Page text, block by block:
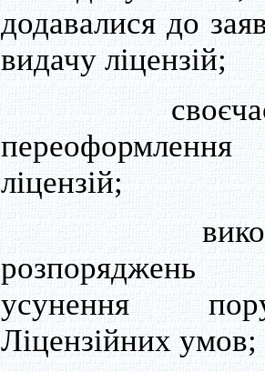
додавалися до
видачу ліцензій;
переоформлення
ліцензій;
усунення
Ліцензійних умов;